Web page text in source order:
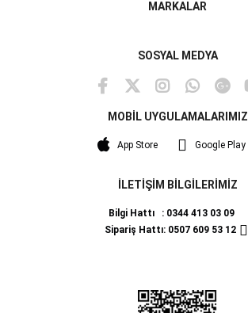
MARKALAR
SOSYAL MEDYA
MOBİL UYGULAMALARIMIZ
App Store Google Play
İLETİŞİM BİLGİLERİMİZ
Bilgi Hattı : 0344 413 03 09
Sipariş Hattı: 0507 609 53 12